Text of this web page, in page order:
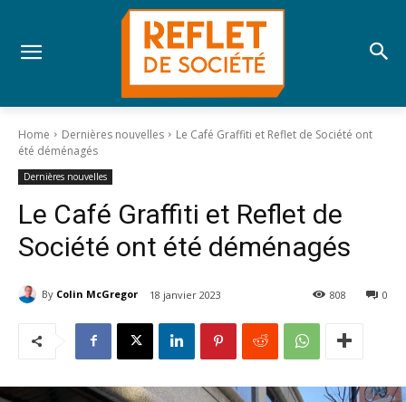
Home Dernières nouvelles
Le Café Graffiti et Reflet de Société ont
été déménagés
Dernières nouvelles
Le Café Graffiti et Reflet de
Société ont été déménagés
By Colin McGregor 18 janvier 2023 0
808